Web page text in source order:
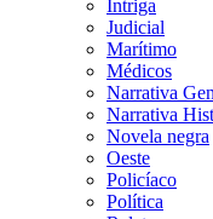
Intriga
Judicial
Marítimo
Médicos
Narrativa
Narrativa
Novela negra
Oeste
Policíaco
Política